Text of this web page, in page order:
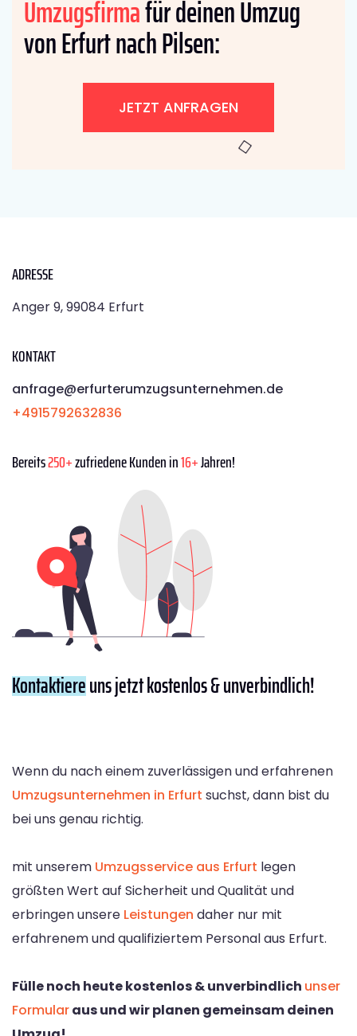
Umzugsfirmafür deinen Umzug
von Erfurt nach Pilsen:
JETZT ANFRAGEN
ADRESSE
Anger 9, 99084 Erfurt
KONTAKT
anfrage@erfurterumzugsunternehmen.de
+4915792632836
Bereits250+zufriedene Kunden in16+Jahren!
Kontaktiereuns jetzt kostenlos & unverbindlich!
Wenn du nach einem zuverlässigen und erfahrenen
Umzugsunternehmen in Erfurt suchst, dann bist du
bei uns genau richtig.
mit unserem Umzugsservice aus Erfurt legen
größten Wert auf Sicherheit und Qualität und
erbringen unsere Leistungen daher nur mit
erfahrenem und qualifiziertem Personal aus Erfurt.
Fülle noch heute kostenlos & unverbindlich unser
Formularaus und wir planen gemeinsam deinen